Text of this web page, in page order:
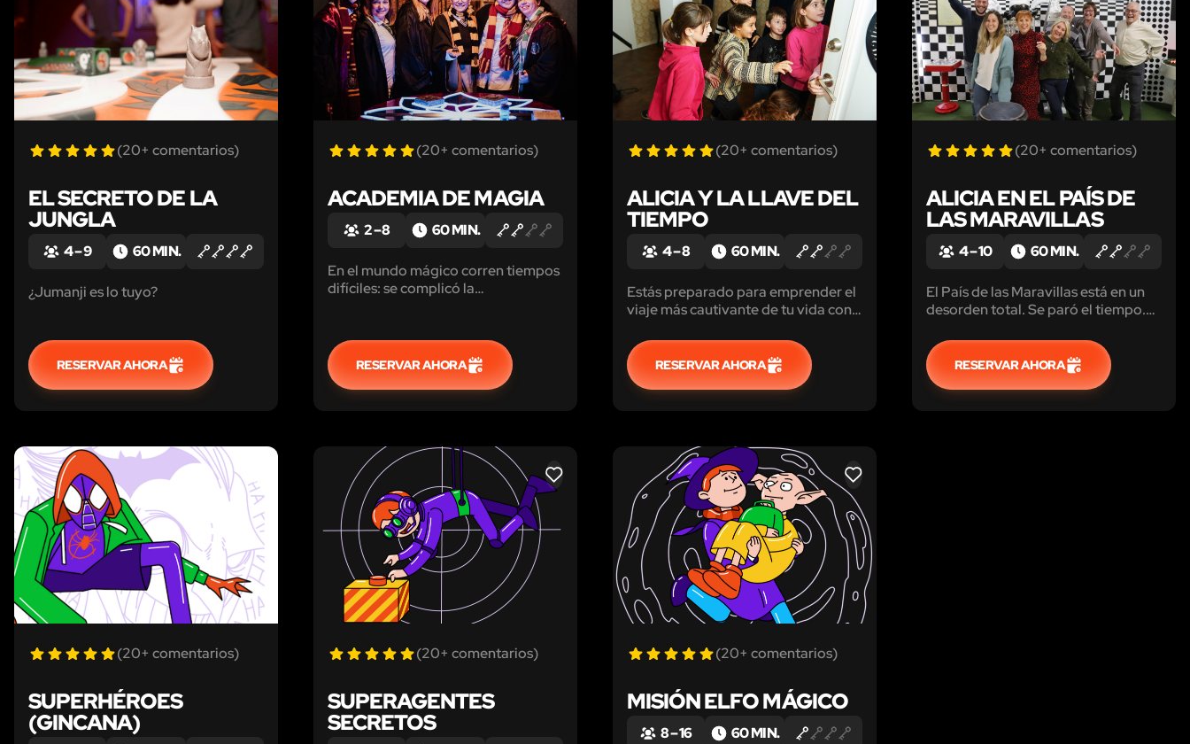
(20+ comentarios)
EL SECRETO DE LA
JUNGLA
4 – 9 60 MIN.
¿Jumanji es lo tuyo?
RESERVAR AHORA
(20+ comentarios)
ACADEMIA DE MAGIA
2 – 8 60 MIN.
En el mundo mágico corren tiempos
difíciles: se complicó la
ceder, sufriendo una derrota tras
otra. Si sigue así, no tardarán en
dominar la oscuridad y el caos.
RESERVAR AHORA
(20+ comentarios)
ALICIA Y LA LLAVE DEL
TIEMPO
4 – 8 60 MIN.
Estás preparado para emprender el
viaje más cautivante de tu vida con
RESERVAR AHORA
(20+ comentarios)
ALICIA EN EL PAÍS DE
LAS MARAVILLAS
4 – 10 60 MIN.
El País de las Maravillas está en un
desorden total. Se paró el tiempo.
reina roja acusó a Humpty Dumpty
de ello, pero ¿realmente es verdad?
Esperamos a un equipo muy
valiente para hacer justicia.
RESERVAR AHORA
LIKE
(20+ comentarios)
SUPERHÉROES
(GINCANA)
LIKE
(20+ comentarios)
SUPERAGENTES
SECRETOS
LIKE
(20+ comentarios)
MISIÓN ELFO MÁGICO
8 – 16 60 MIN.